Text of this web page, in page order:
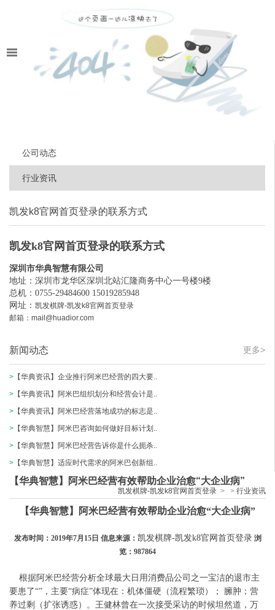
公司动态
行业资讯
凯发k8官网首页登录的联系方式
凯发k8官网首页登录的联系方式
深圳市华典智慧有限公司
地址：深圳市龙华区深圳北站汇隆商务中心一号楼9楼
总机：0755-29484600 15019285948
网址： 凯发棋牌-凯发k8官网首页登录
邮箱： mail@huadior.com
更多>
新闻动态
> 【华典资讯】企业推行阿米巴经营的四大要..
> 【华典资讯】阿米巴组织划分和经营会计是..
> 【华典资讯】阿米巴经营落地成功的标志是..
> 【华典智慧】阿米巴咨询如何做好目标计划..
> 【华典智慧】阿米巴经营告诉你是什么扼杀..
> 【华典智慧】适应时代需求的阿米巴创新组..
【华典智慧】阿米巴经营有效帮助企业治愈“大企业病”
凯发棋牌-凯发k8官网首页登录 > > 行业资讯
【华典智慧】阿米巴经营有效帮助企业治愈“大企业病”
发布时间：2019年7月15日 信息来源： 凯发棋牌-凯发k8官网首页登录浏
览：987864
根据阿米巴经营分析全球最大日用消费品公司之一宝洁的退市主
要患了“”，主要“病症”体现在：机体僵硬（流程繁琐）； 臃肿；营
养过剩（扩张诱惑）。王健林曾在一次接受采访的时候坦然道，万